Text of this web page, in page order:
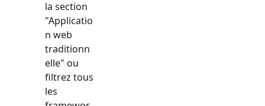
la section
"Applicatio
n web
traditionn
elle" ou
filtrez tous
les